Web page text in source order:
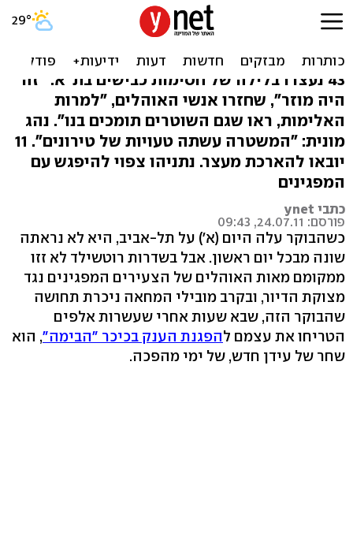
עימות לילי בהפגנה: "ראו
שגם השוטרים בעדנו"
43 נעצרו בלילה של חסימות כבישים בת"א. "זה
היה מוזר", שחזרו אנשי האוהלים, "למרות
האלימות, ראו שגם השוטרים תומכים בנו". נהג
מונית: "המשטרה עשתה טעויות של טירונים". 11
יובאו להארכת מעצר. נתניהו צפוי להיפגש עם
המפגינים
כתבי ynet
פורסם: 24.07.11, 09:43
כשהבוקר עלה היום (א') על תל-אביב, היא לא נראתה
שונה מבכל יום ראשון. אבל בשדרות רוטשילד לא זזו
ממקומם מאות האוהלים של הצעירים המפגינים נגד
מצוקת הדיור, ובקרב מובילי המחאה ניכרת תחושה
שהבוקר הזה, שבא שעות אחרי שעשרות אלפים
הטריחו את עצמם להפגנת הענק בכיכר "הבימה", הוא
שחר של עידן חדש, של ימי מהפכה.